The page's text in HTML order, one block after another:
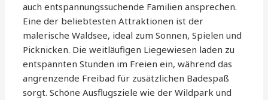
auch entspannungssuchende Familien ansprechen.
Eine der beliebtesten Attraktionen ist der
malerische Waldsee, ideal zum Sonnen, Spielen und
Picknicken. Die weitläufigen Liegewiesen laden zu
entspannten Stunden im Freien ein, während das
angrenzende Freibad für zusätzlichen Badespaß
sorgt. Schöne Ausflugsziele wie der Wildpark und